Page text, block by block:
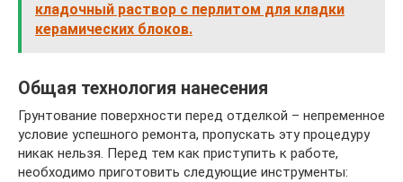
кладочный раствор с перлитом для кладки
керамических блоков.
Общая технология нанесения
Грунтование поверхности перед отделкой – непременное
условие успешного ремонта, пропускать эту процедуру
никак нельзя. Перед тем как приступить к работе,
необходимо приготовить следующие инструменты: